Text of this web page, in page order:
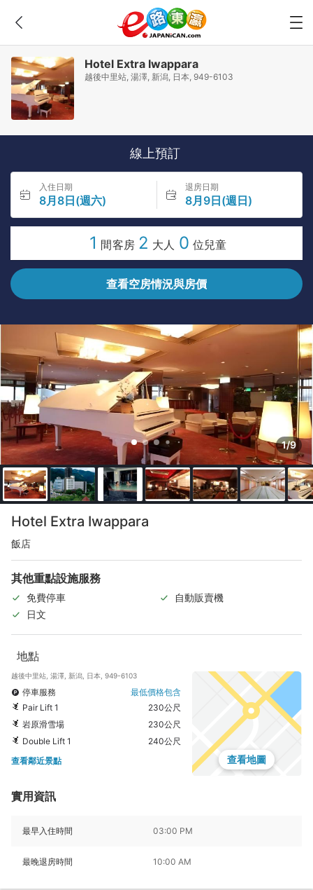
Hotel Extra Iwappara
越後中里站, 湯澤, 新潟, 日本, 949-6103
線上預訂
入住日期
8月8日(週六)
退房日期
8月9日(週日)
1 間客房 2 大人 0 位兒童
查看空房情況與房價
1/9
Hotel Extra Iwappara
飯店
其他重點設施服務
免費停車
自動販賣機
日文
地點
越後中里站, 湯澤, 新潟, 日本, 949-6103
停車服務
最低價格包含
Pair Lift 1
230公尺
岩原滑雪場
230公尺
Double Lift 1
240公尺
查看鄰近景點
查看地圖
實用資訊
最早入住時間 03:00 PM
最晚退房時間 10:00 AM